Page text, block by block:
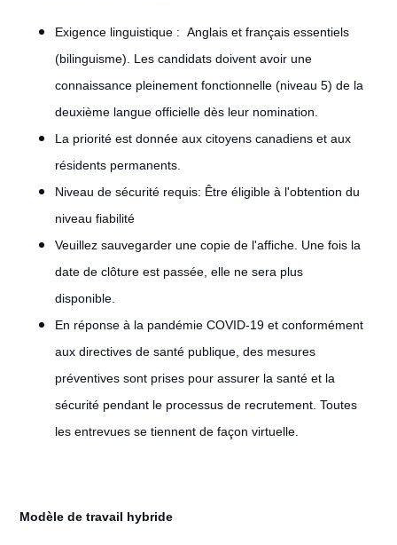
Exigence linguistique : Anglais et français essentiels
(bilinguisme). Les candidats doivent avoir une
connaissance pleinement fonctionnelle (niveau 5) de la
deuxième langue officielle dès leur nomination.
La priorité est donnée aux citoyens canadiens et aux
résidents permanents.
Niveau de sécurité requis: Être éligible à l'obtention du
niveau fiabilité
Veuillez sauvegarder une copie de l'affiche. Une fois la
date de clôture est passée, elle ne sera plus
disponible.
En réponse à la pandémie COVID-19 et conformément
aux directives de santé publique, des mesures
préventives sont prises pour assurer la santé et la
sécurité pendant le processus de recrutement. Toutes
les entrevues se tiennent de façon virtuelle.
Modèle de travail hybride